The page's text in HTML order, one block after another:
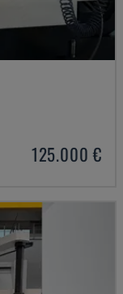
125.000 €